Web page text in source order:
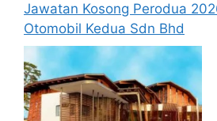
Jawatan Kosong Perodua
Otomobil Kedua Sdn Bhd